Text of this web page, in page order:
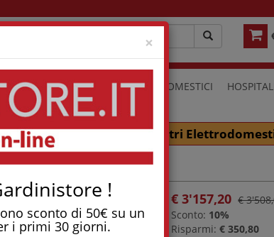
×
!
sconto di 50€ su un
i primi 30 giorni.
COMPLEMENTI ELETTRODOMESTICI
friggitrice e molti altri
KIM
€3'157,20 €
Sconto: 10%
Risparmi:€ 350,80